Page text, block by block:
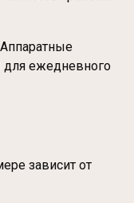
для ежедневного
зависит от